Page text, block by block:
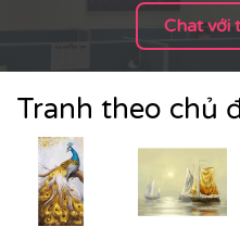
Chat với
Tranh theo chủ